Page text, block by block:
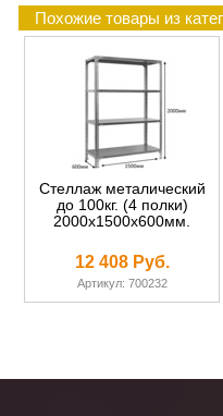
Похожие товары из
Стеллаж металический
до 100кг. (4 полки)
2000х1500х600мм.
12 408 Руб.
Артикул: 700232